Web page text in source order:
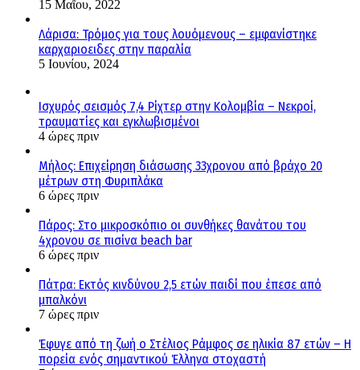
15 Μαΐου, 2022
Λάρισα: Τρόμος για τους λουόμενους – εμφανίστηκε
καρχαριοειδες στην παραλία
5 Ιουνίου, 2024
Ισχυρός σεισμός 7,4 Ρίχτερ στην Κολομβία – Νεκροί,
τραυματίες και εγκλωβισμένοι
4 ώρες πριν
Μήλος: Επιχείρηση διάσωσης 33χρονου από βράχο 20
μέτρων στη Φυριπλάκα
6 ώρες πριν
Πάρος: Στο μικροσκόπιο οι συνθήκες θανάτου του
4χρονου σε πισίνα beach bar
6 ώρες πριν
Πάτρα: Εκτός κινδύνου 2,5 ετών παιδί που έπεσε από
μπαλκόνι
7 ώρες πριν
Έφυγε από τη ζωή ο Στέλιος Ράμφος σε ηλικία 87 ετών – Η
πορεία ενός σημαντικού Έλληνα στοχαστή